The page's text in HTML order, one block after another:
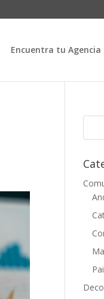
Encuentra tu Agencia